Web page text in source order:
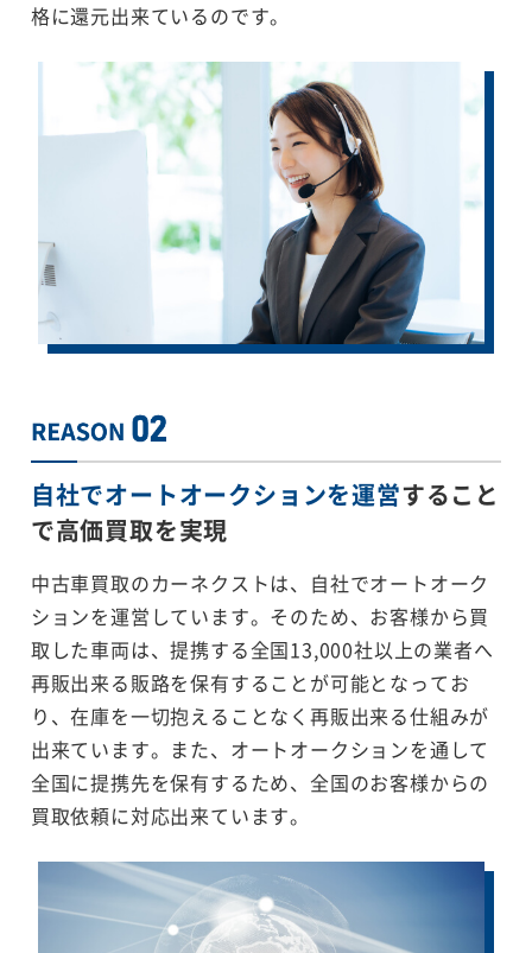
格に還元出来ているのです。
自社でオートオークションを運営すること
で高価買取を実現
中古車買取のカーネクストは、自社でオートオーク
ションを運営しています。そのため、お客様から買
取した車両は、提携する全国13,000社以上の業者へ
再販出来る販路を保有することが可能となってお
り、在庫を一切抱えることなく再販出来る仕組みが
出来ています。また、オートオークションを通して
全国に提携先を保有するため、全国のお客様からの
買取依頼に対応出来ています。